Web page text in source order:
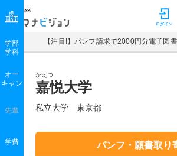
マナビジョン ログイン
【注目!】パンフ請求で2000円分電子図
かえつ
嘉悦大学
私立大学 東京都
パンフ・願書取り
学部
学科
オー
キャン
先輩
学費